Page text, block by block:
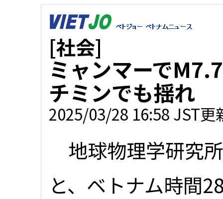
[社会]
ミャンマーで
チミンでも揺れ
2025/03/28 16:58 JST更
地球物理学研究
と、ベトナム時間